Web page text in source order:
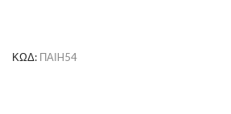
ΚΩΔ: ΠΑΙH54